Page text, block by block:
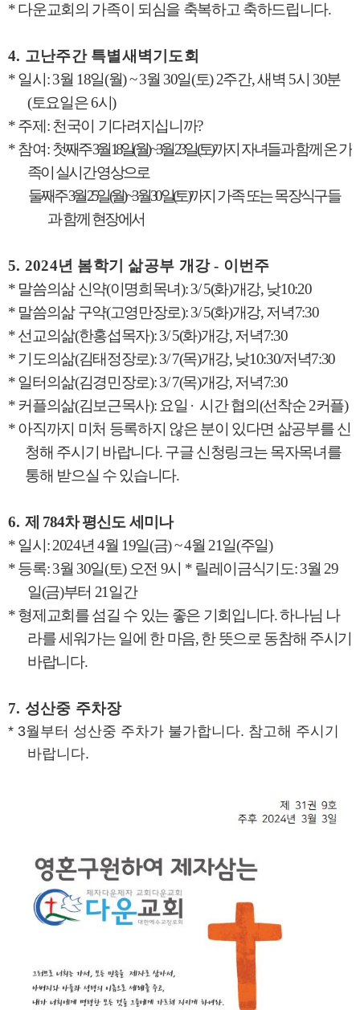
*다운교회의 가족이 되심을 축복하고 축하드립니다.
4. 고난주간 특별새벽기도회
*일시 : 3월 18일(월) ~ 3월 30일(토) 2주간,새벽 5시 30분
(토요일은6시)
*주제 :천국이 기다려지십니까?
*참여:첫째주3월18일(월) ~ 3월23일(토)까지 자녀들과 함께 온 가
족이 실시간 영상으로
둘째주3월25일(월) ~ 3월30일(토)까지 가족 또는 목장식구들
과 함께 현장에서
5. 2024년 봄학기 삶공부 개강- 이번주
* 말씀의삶 신약(이명희목녀): 3/ 5(화)개강, 낮10:20
* 말씀의삶 구약(고영만장로): 3/ 5(화)개강,저녁7:30
*선교의삶(한홍섭목자): 3/ 5(화)개강,저녁7:30
*기도의삶(김태정장로): 3/ 7(목)개강, 낮10:30/저녁7:30
*일터의삶(김경민장로): 3/ 7(목)개강,저녁7:30
*커플의삶(김보근목사): 요일 · 시간 협의(선착순2커플)
*아직까지 미처 등록하지 않은 분이 있다면 삶공부를 신
청해 주시기 바랍니다.구글 신청링크는 목자목녀를
통해 받으실 수 있습니다.
6. 제 784차 평신도 세미나
*일시 : 2024년4월 19일(금) ~ 4월 21일(주일)
*등록: 3월 30일(토) 오전 9시 * 릴레이금식기도: 3월 29
일(금)부터 21일간
*형제교회를 섬길 수 있는 좋은 기회입니다.하나님 나
라를 세워가는 일에 한 마음,한 뜻으로 동참해 주시기
바랍니다.
7. 성산중 주차장
* 3월부터 성산중 주차가 불가합니다. 참고해 주시기
바랍니다.